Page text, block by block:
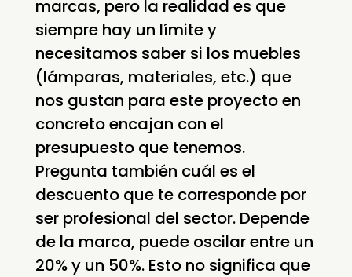
marcas, pero la realidad es que
siempre hay un límite y
necesitamos saber si los muebles
(lámparas, materiales, etc.) que
nos gustan para este proyecto en
concreto encajan con el
presupuesto que tenemos.
Pregunta también cuál es el
descuento que te corresponde por
ser profesional del sector. Depende
de la marca, puede oscilar entre un
20% y un 50%. Esto no significa que